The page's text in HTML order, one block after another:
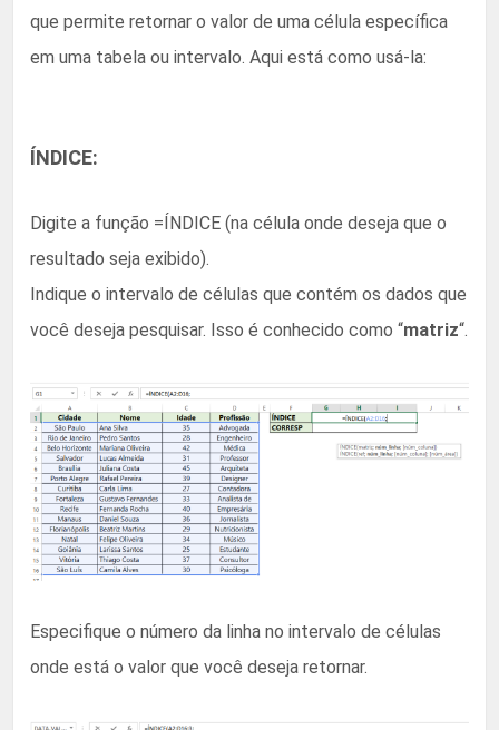
que permite retornar o valor de uma célula específica
em uma tabela ou intervalo. Aqui está como usá-la:
ÍNDICE:
Digite a função =ÍNDICE (na célula onde deseja que o
resultado seja exibido).
Indique o intervalo de células que contém os dados que
você deseja pesquisar. Isso é conhecido como “matriz“.
Especifique o número da linha no intervalo de células
onde está o valor que você deseja retornar.